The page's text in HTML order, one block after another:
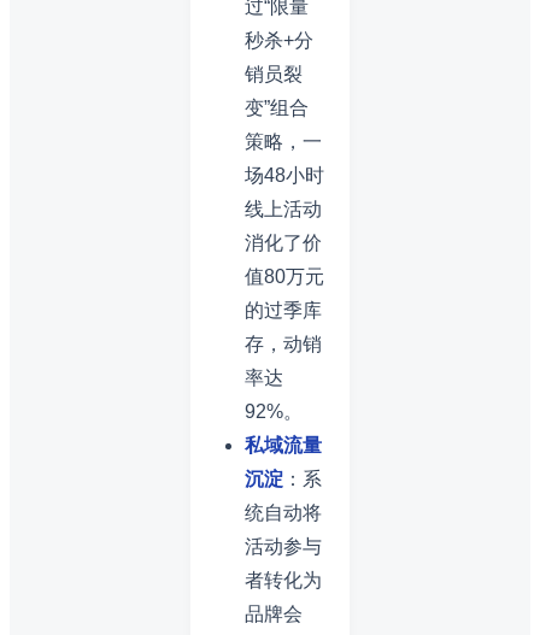
过“限量
秒杀+分
销员裂
变”组合
策略，一
场48小时
线上活动
消化了价
值80万元
的过季库
存，动销
率达
92%。
私域流量
沉淀 ：系
统自动将
活动参与
者转化为
品牌会